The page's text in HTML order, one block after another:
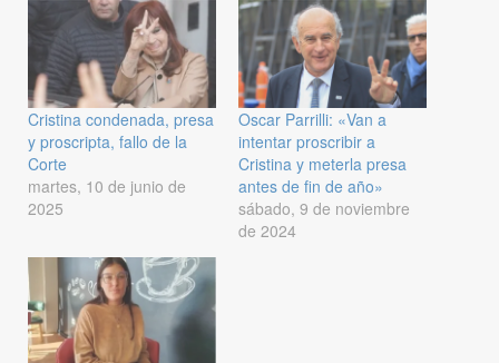
Cristina condenada, presa
y proscripta, fallo de la
Corte
martes, 10 de junio de
2025
Oscar Parrilli: «Van a
intentar proscribir a
Cristina y meterla presa
antes de fin de año»
sábado, 9 de noviembre
de 2024